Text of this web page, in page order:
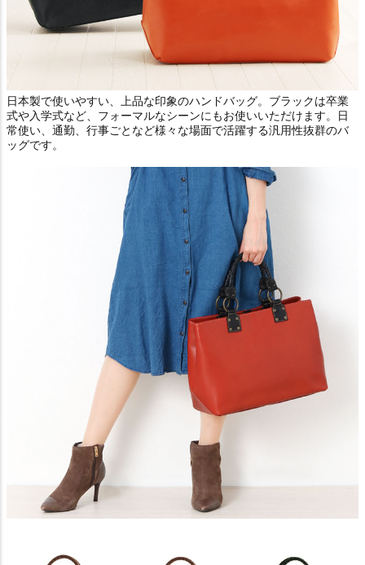
日本製で使いやすい、上品な印象のハンドバッグ。ブラックは卒業
式や入学式など、フォーマルなシーンにもお使いいただけます。日
常使い、通勤、行事ごとなど様々な場面で活躍する汎用性抜群のバ
ッグです。